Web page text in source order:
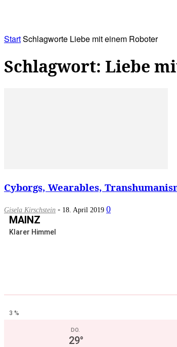
StartSchlagworte Liebe mit einem Roboter
Schlagwort: Liebe
Cyborgs, Wearables,
Gisela Kirschstein - 18. April 2019 0
MAINZ
Klarer Himmel
3 %
DO.
29°